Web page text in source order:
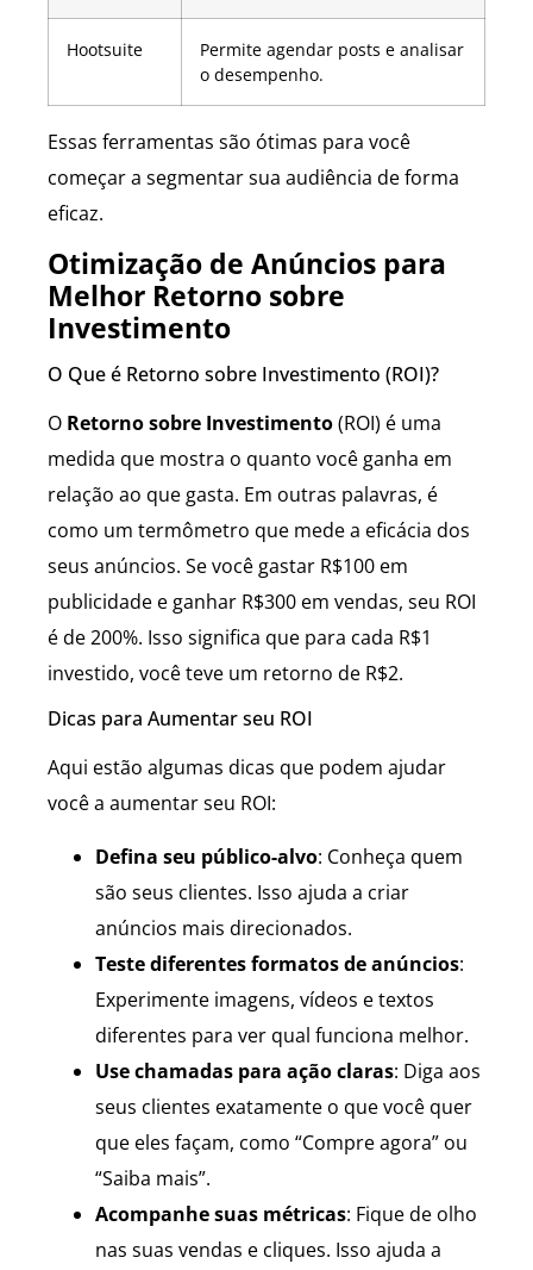
Hootsuite
Permite agendar posts e analisar
o desempenho.
Essas ferramentas são ótimas para você
começar a segmentar sua audiência de forma
eficaz.
Otimização de Anúncios para
Melhor Retorno sobre
Investimento
O Que é Retorno sobre Investimento (ROI)?
O Retorno sobre Investimento(ROI) é uma
medida que mostra o quanto você ganha em
relação ao que gasta. Em outras palavras, é
como um termômetro que mede a eficácia dos
seus anúncios. Se você gastar R$100 em
publicidade e ganhar R$300 em vendas, seu ROI
é de 200%. Isso significa que para cada R$1
investido, você teve um retorno de R$2.
Dicas para Aumentar seu ROI
Aqui estão algumas dicas que podem ajudar
você a aumentar seu ROI:
Defina seu público-alvo: Conheça quem
são seus clientes. Isso ajuda a criar
anúncios mais direcionados.
Teste diferentes formatos de anúncios:
Experimente imagens, vídeos e textos
diferentes para ver qual funciona melhor.
Use chamadas para ação claras: Diga aos
seus clientes exatamente o que você quer
que eles façam, como “Compre agora” ou
“Saiba mais”.
Acompanhe suas métricas: Fique de olho
nas suas vendas e cliques. Isso ajuda a